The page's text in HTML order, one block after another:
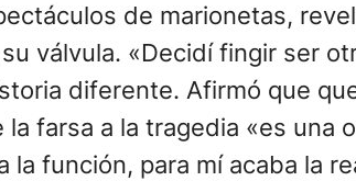
de marionetas,
válvula. «Decidí fingir ser
diferente. Afirmó que
la farsa a la tragedia «es
la función, para mí acaba la